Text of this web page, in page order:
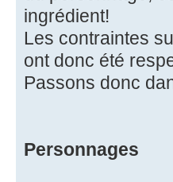
ingrédient!
Les contraintes
ont donc été
Passons donc
Personnages